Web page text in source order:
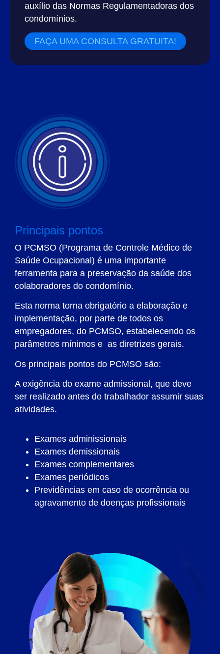
auxílio das Normas Regulamentadoras dos
condomínios.
FAÇA UMA CONSULTA GRATUITA!
Principais pontos
O PCMSO (Programa de Controle Médico de
Saúde Ocupacional) é uma importante
ferramenta para a preservação da saúde dos
colaboradores do condomínio.
Esta norma torna obrigatório a elaboração e
implementação, por parte de todos os
empregadores, do PCMSO, estabelecendo os
parâmetros mínimos e as diretrizes gerais.
Os principais pontos do PCMSO são:
A exigência do exame admissional, que deve
ser realizado antes do trabalhador assumir suas
atividades.
Exames adminissionais
Exames demissionais
Exames complementares
Exames periódicos
Previdências em caso de ocorrência ou
agravamento de doenças profissionais